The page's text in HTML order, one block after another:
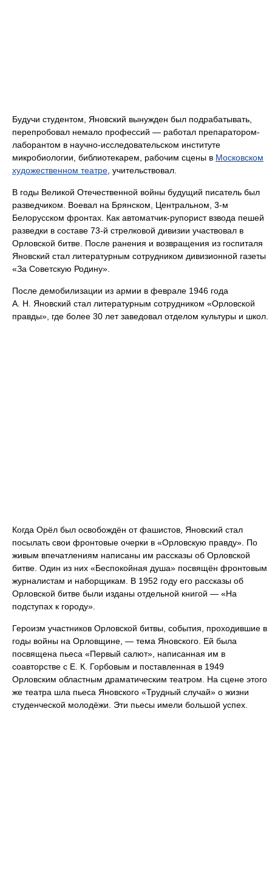
Будучи студентом, Яновский вынужден был подрабатывать,
перепробовал немало профессий — работал препаратором-
лаборантом в научно-исследовательском институте
микробиологии, библиотекарем, рабочим сцены в Московском
художественном театре , учительствовал.
В годы Великой Отечественной войны будущий писатель был
разведчиком. Воевал на Брянском, Центральном, 3-м
Белорусском фронтах. Как автоматчик-рупорист взвода пешей
разведки в составе 73-й стрелковой дивизии участвовал в
Орловской битве. После ранения и возвращения из госпиталя
Яновский стал литературным сотрудником дивизионной газеты
«За Советскую Родину».
После демобилизации из армии в феврале 1946 года
А. Н. Яновский стал литературным сотрудником «Орловской
правды», где более 30 лет заведовал отделом культуры и школ.
Когда Орёл был освобождён от фашистов, Яновский стал
посылать свои фронтовые очерки в «Орловскую правду». По
живым впечатлениям написаны им рассказы об Орловской
битве. Один из них «Беспокойная душа» посвящён фронтовым
журналистам и наборщикам. В 1952 году его рассказы об
Орловской битве были изданы отдельной книгой — «На
подступах к городу».
Героизм участников Орловской битвы, события, проходившие в
годы войны на Орловщине, — тема Яновского. Ей была
посвящена пьеса «Первый салют», написанная им в
соавторстве с Е. К. Горбовым и поставленная в 1949
Орловским областным драматическим театром. На сцене этого
же театра шла пьеса Яновского «Трудный случай» о жизни
студенческой молодёжи. Эти пьесы имели большой успех.